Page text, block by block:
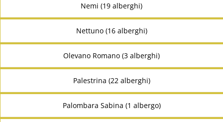
Nemi (19 alberghi)
Nettuno (16 alberghi)
Olevano Romano (3 alberghi)
Palestrina (22 alberghi)
Palombara Sabina (1 albergo)